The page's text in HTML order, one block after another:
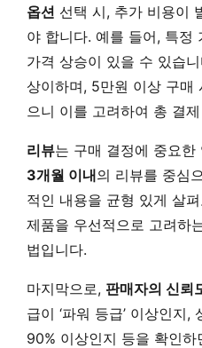
옵션 선택 시, 추가 비용이
야 합니다. 예를 들어, 특정
가격 상승이 있을 수 있습
상이하며, 5만원 이상 구매
으니 이를 고려하여 총 결
리뷰는 구매 결정에 중요한
3개월 이내의 리뷰를 중심
적인 내용을 균형 있게 살
제품을 우선적으로 고려하
법입니다.
마지막으로, 판매자의 신뢰
급이 ‘파워 등급’ 이상인지
90% 이상인지 등을 확인